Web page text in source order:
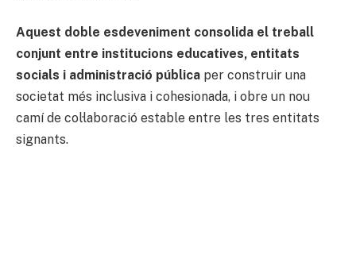
Aquest doble esdeveniment consolida el treball
conjunt entre institucions educatives, entitats
socials i administració pública per construir una
societat més inclusiva i cohesionada, i obre un nou
camí de col·laboració estable entre les tres entitats
signants.